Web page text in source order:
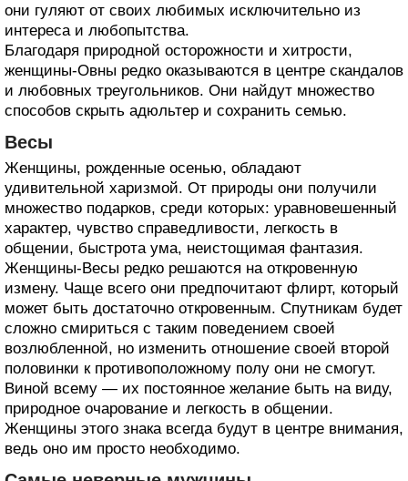
они гуляют от своих любимых исключительно из
интереса и любопытства.
Благодаря природной осторожности и хитрости,
женщины-Овны редко оказываются в центре скандалов
и любовных треугольников. Они найдут множество
способов скрыть адюльтер и сохранить семью.
Весы
Женщины, рожденные осенью, обладают
удивительной харизмой. От природы они получили
множество подарков, среди которых: уравновешенный
характер, чувство справедливости, легкость в
общении, быстрота ума, неистощимая фантазия.
Женщины-Весы редко решаются на откровенную
измену. Чаще всего они предпочитают флирт, который
может быть достаточно откровенным. Спутникам будет
сложно смириться с таким поведением своей
возлюбленной, но изменить отношение своей второй
половинки к противоположному полу они не смогут.
Виной всему — их постоянное желание быть на виду,
природное очарование и легкость в общении.
Женщины этого знака всегда будут в центре внимания,
ведь оно им просто необходимо.